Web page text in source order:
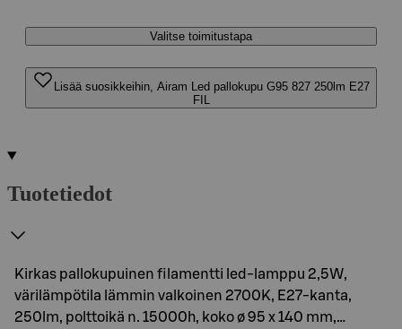
Valitse toimitustapa
Lisää suosikkeihin, Airam Led pallokupu G95 827 250lm E27
FIL
Tuotetiedot
Kirkas pallokupuinen filamentti led-lamppu 2,5W,
värilämpötila lämmin valkoinen 2700K, E27-kanta,
250lm, polttoikä n. 15000h, koko ø 95 x 140 mm,…